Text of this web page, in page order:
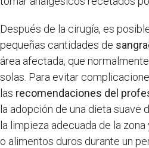
Después de la cirugía, es
pequeñas cantidades de
área afectada, que
solas. Para evitar
las recomendaciones del
la adopción de una dieta suave
la limpieza adecuada de la
o alimentos duros durante un